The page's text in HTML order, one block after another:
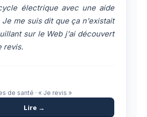
électrique avec une aide
Je me suis dit que ça n'existait
sur le Web j'ai découvert
revis.
de santé · « Je revis »
Lire →